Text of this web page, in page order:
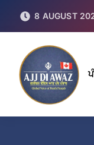
8 AUGUST